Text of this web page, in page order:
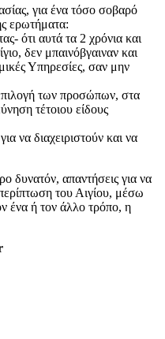
για ένα τόσο σοβαρό
ερωτήματα:
ότι αυτά τα 2 χρόνια και
δεν μπαινόβγαιναν και
Υπηρεσίες, σαν μην
των προσώπων, στα
τέτοιου είδους
να διαχειριστούν και να
δυνατόν, απαντήσεις για να
του Αιγίου, μέσω
ένα ή τον άλλο τρόπο, η